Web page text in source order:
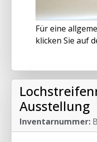
Für eine
klicken Sie auf
Ausstellung
Inventarnummer: